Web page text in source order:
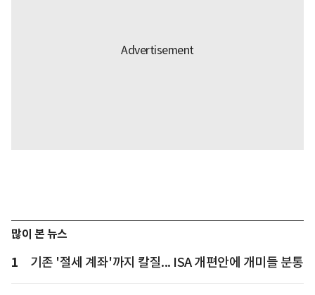
많이 본 뉴스
1 기존 '절세 계좌'까지 칼질... ISA 개편안에 개미들 분통